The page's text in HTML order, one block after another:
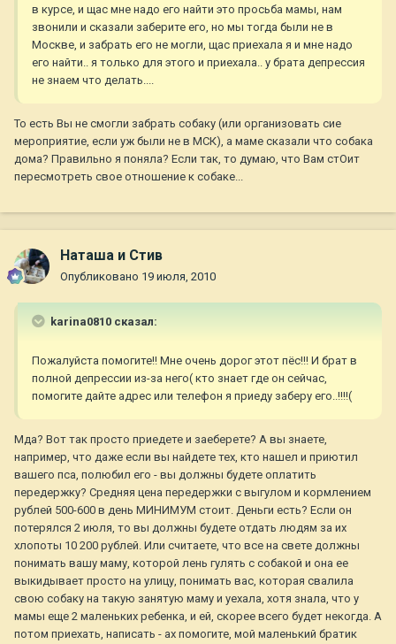
в курсе, и щас мне надо его найти это просьба мамы, нам
звонили и сказали заберите его, но мы тогда были не в
Москве, и забрать его не могли, щас приехала я и мне надо
его найти.. я только для этого и приехала.. у брата депрессия
не знаем что делать....
То есть Вы не смогли забрать собаку (или организовать сие
мероприятие, если уж были не в МСК), а маме сказали что собака
дома? Правильно я поняла? Если так, то думаю, что Вам стОит
пересмотреть свое отношение к собаке...
Наташа и Стив
Опубликовано 19 июля, 2010
karina0810 сказал:
Пожалуйста помогите!! Мне очень дорог этот пёс!!! И брат в
полной депрессии из-за него( кто знает где он сейчас,
помогите дайте адрес или телефон я приеду заберу его..!!!!(
Мда? Вот так просто приедете и заеберете? А вы знаете,
например, что даже если вы найдете тех, кто нашел и приютил
вашего пса, полюбил его - вы должны будете оплатить
передержку? Средняя цена передержки с выгулом и кормлением
рублей 500-600 в день МИНИМУМ стоит. Деньги есть? Если он
потерялся 2 июля, то вы должны будете отдать людям за их
хлопоты 10 200 рублей. Или считаете, что все на свете должны
понимать вашу маму, которой лень гулять с собакой и она ее
выкидывает просто на улицу, понимать вас, которая свалила
свою собаку на такую занятую маму и уехала, хотя знала, что у
мамы еще 2 маленьких ребенка, и ей, скорее всего будет некогда. А
потом приехать, написать - ах помогите, мой маленький братик